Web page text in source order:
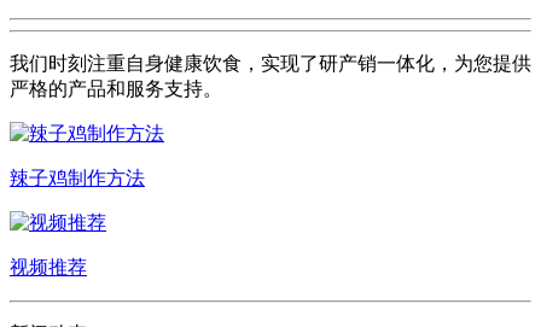
我们时刻注重自身健康饮食，实现了研产销一体化，为您提供
严格的产品和服务支持。
辣子鸡制作方法
视频推荐